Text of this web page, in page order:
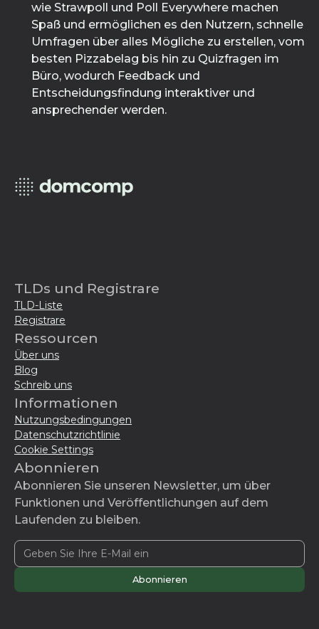
wie Strawpoll und Poll Everywhere machen
Spaß und ermöglichen es den Nutzern, schnelle
Umfragen über alles Mögliche zu erstellen, vom
besten Pizzabelag bis hin zu Quizfragen im
Büro, wodurch Feedback und
Entscheidungsfindung interaktiver und
ansprechender werden.
TLDs und Registrare
TLD-Liste
Registrare
Ressourcen
Über uns
Blog
Schreib uns
Informationen
Nutzungsbedingungen
Datenschutzrichtlinie
Cookie Settings
Abonnieren
Abonnieren Sie unseren Newsletter, um über
Funktionen und Veröffentlichungen auf dem
Laufenden zu bleiben.